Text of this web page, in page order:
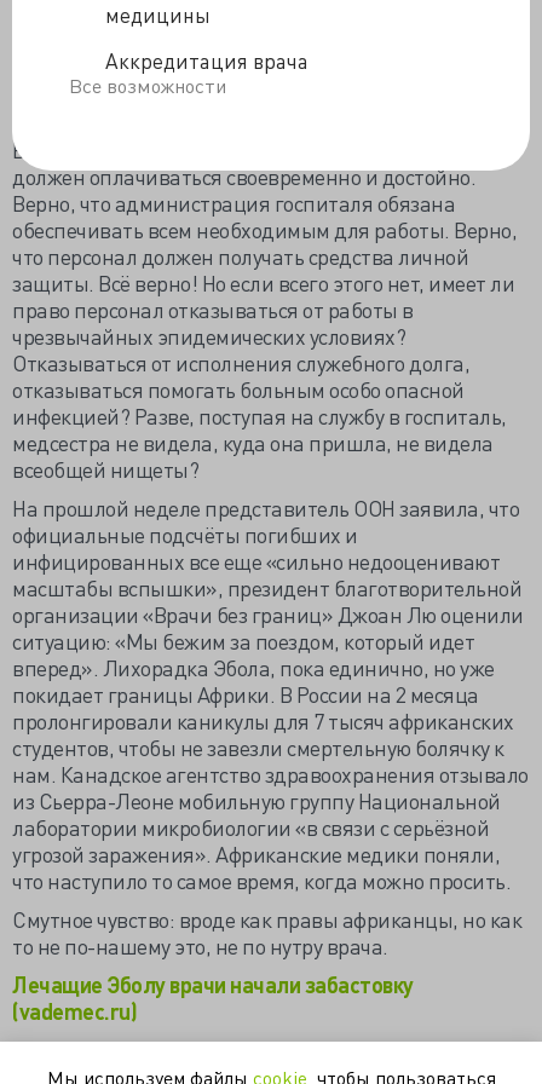
медицины
Аккредитация врача
Все возможности
лихорадки пока не существует. Экспериментальный
препарат получают только избранные, исходное же
состояние африканцев не обещает эффективности,
Верно, конечно, что труд медицинских работников
должен оплачиваться своевременно и достойно.
Верно, что администрация госпиталя обязана
обеспечивать всем необходимым для работы. Верно,
что персонал должен получать средства личной
защиты. Всё верно! Но если всего этого нет, имеет ли
право персонал отказываться от работы в
чрезвычайных эпидемических условиях?
Отказываться от исполнения служебного долга,
отказываться помогать больным особо опасной
инфекцией? Разве, поступая на службу в госпиталь,
медсестра не видела, куда она пришла, не видела
всеобщей нищеты?
На прошлой неделе представитель ООН заявила, что
официальные подсчёты погибших и
инфицированных все еще «сильно недооценивают
масштабы вспышки», президент благотворительной
организации «Врачи без границ» Джоан Лю оценили
ситуацию: «Мы бежим за поездом, который идет
вперед». Лихорадка Эбола, пока единично, но уже
покидает границы Африки. В России на 2 месяца
пролонгировали каникулы для 7 тысяч африканских
студентов, чтобы не завезли смертельную болячку к
нам. Канадское агентство здравоохранения отзывало
из Сьерра-Леоне мобильную группу Национальной
лаборатории микробиологии «в связи с серьёзной
угрозой заражения». Африканские медики поняли,
что наступило то самое время, когда можно просить.
Смутное чувство: вроде как правы африканцы, но как
то не по-нашему это, не по нутру врача.
Лечащие Эболу врачи начали забастовку
(vademec.ru)
В охваченной лихорадкой Эбола Либерии медсестры
начали забастовку (itar-tass.com)
Мы используем файлы cookie , чтобы пользоваться